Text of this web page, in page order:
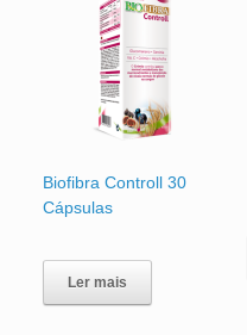
Biofibra Controll 30
Cápsulas
Ler mais